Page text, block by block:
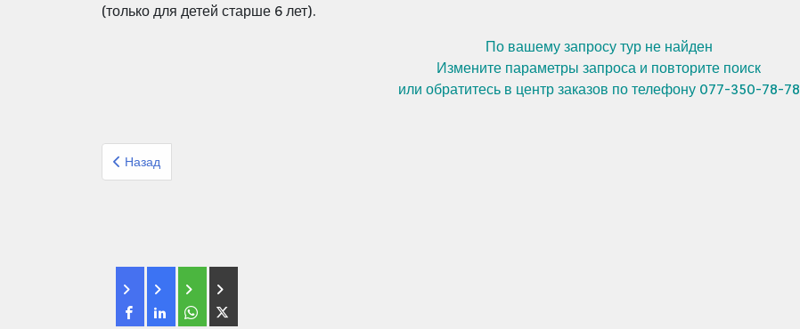
(только для детей старше 6 лет).
По вашему запросу тур не найден
Измените параметры запроса и повторите поиск
или обратитесь в центр заказов по телефону 077-350-78-78
Предыдущий: Круиз Скандинавские Фьорды Дания и Германия, лайнер Meraviglia
Назад